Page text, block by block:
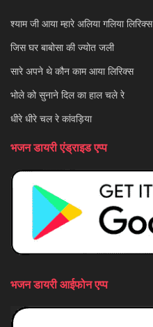
श्याम जी आया म्हारे अलिया गलिया लिरिक्स
जिस घर बाबोसा की ज्योत जली
सारे अपने थे कौन काम आया लिरिक्स
भोले को सुनाने दिल का हाल चले रे
धीरे धीरे चल रे कांवड़िया
भजन डायरी एंड्राइड एप्प
भजन डायरी आईफोन एप्प